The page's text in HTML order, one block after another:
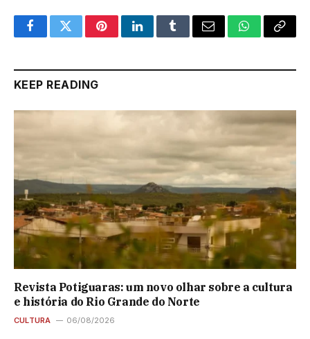
FacebookTwitterPinterestLinkedInTumblrEmail WhatsApp
Copy
KEEP READING
Revista Potiguaras: um novo olhar sobre a cultura
e história do Rio Grande do Norte
CULTURA 06/08/2026